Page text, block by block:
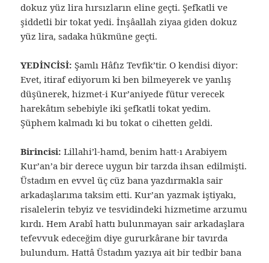
dokuz yüz lira hırsızların eline geçti. Şefkatli ve
şiddetli bir tokat yedi. İnşâallah ziyaa giden dokuz
yüz lira, sadaka hükmüne geçti.
YEDİNCİSİ: Şamlı Hâfız Tevfik’tir. O kendisi diyor:
Evet, itiraf ediyorum ki ben bilmeyerek ve yanlış
düşünerek, hizmet-i Kur’aniyede fütur verecek
harekâtım sebebiyle iki şefkatli tokat yedim.
Şüphem kalmadı ki bu tokat o cihetten geldi.
Birincisi: Lillahi’l-hamd, benim hatt-ı Arabiyem
Kur’an’a bir derece uygun bir tarzda ihsan edilmişti.
Üstadım en evvel üç cüz bana yazdırmakla sair
arkadaşlarıma taksim etti. Kur’an yazmak iştiyakı,
risalelerin tebyiz ve tesvidindeki hizmetime arzumu
kırdı. Hem Arabî hattı bulunmayan sair arkadaşlara
tefevvuk edeceğim diye gururkârane bir tavırda
bulundum. Hattâ Üstadım yazıya ait bir tedbir bana